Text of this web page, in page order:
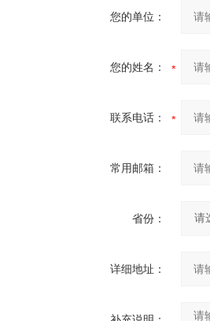
您的单位：
您的姓名：
联系电话：
常用邮箱：
省份：
详细地址：